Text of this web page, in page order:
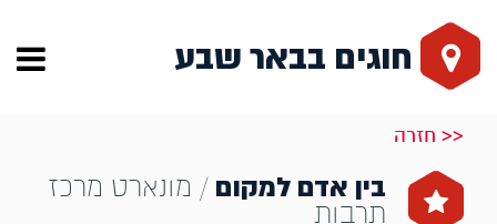
חוגים בבאר שבע
<< חזרה
בין אדם למקום / מונארט מרכז
תרבות